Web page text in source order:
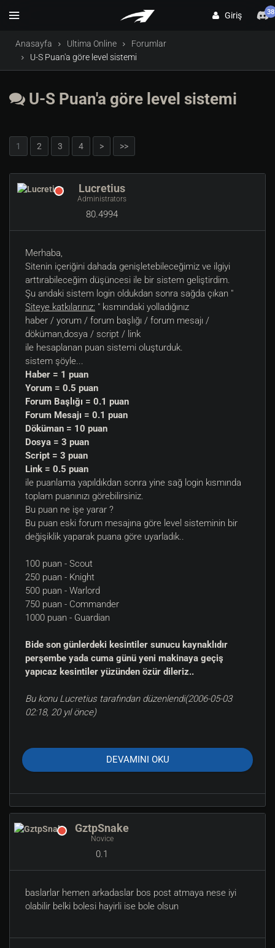
Giriş 38
Anasayfa Ultima Online
Forumlar
U-S Puan'a göre level sistemi
U-S Puan'a göre level sistemi
1 2 3 4 > >>
Lucretius
Administrators
80.4994
Merhaba,
Sitenin içeriğini dahada genişletebileceğimiz ve ilgiyi
arttırabileceğim düşüncesi ile bir sistem geliştirdim.
Şu andaki sistem login oldukdan sonra sağda çıkan "
Siteye katkılarınız: " kısmındaki yolladığınız
haber / yorum / forum başlığı / forum mesajı /
döküman,dosya / script / link
ile hesaplanan puan sistemi oluşturduk.
sistem şöyle...
Haber = 1 puan
Yorum = 0.5 puan
Forum Başlığı = 0.1 puan
Forum Mesajı = 0.1 puan
Döküman = 10 puan
Dosya = 3 puan
Script = 3 puan
Link = 0.5 puan
ile puanlama yapıldıkdan sonra yine sağ login kısmında
toplam puanınızı görebilirsiniz.
Bu puan ne işe yarar ?
Bu puan eski forum mesajına göre level sisteminin bir
değişiklik yaparak puana göre uyarladık..
100 puan - Scout
250 puan - Knight
500 puan - Warlord
750 puan - Commander
1000 puan - Guardian
Bide son günlerdeki kesintiler sunucu kaynaklıdır
perşembe yada cuma günü yeni makinaya geçiş
yapıcaz kesintiler yüzünden özür dileriz..
Bu konu Lucretius tarafından düzenlendi(2006-05-03
02:18, 20 yıl önce)
DEVAMINI OKU
GztpSnake
Novice
0.1
baslarlar hemen arkadaslar bos post atmaya nese iyi
olabilir belki bolesi hayirli ise bole olsun